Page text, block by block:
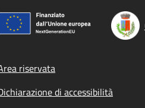
menu
riservata
di accessibilità